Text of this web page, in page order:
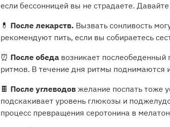
если бессонницей вы не страдаете.
💊 После лекарств. Вызвать сонливость
рекомендуют пить, если вы собираетесь
⏰ После обеда возникает послеобеденный
ритмов. В течение дня ритмы поднимаются
🍫 После углеводов желание поспать тоже
подскакивает уровень глюкозы и
процесс превращения серотонина в